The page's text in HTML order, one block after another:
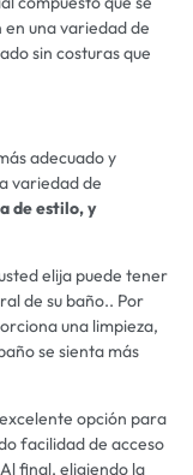
en una variedad de
sin costuras que
adecuado y
variedad de
de estilo, y
elija puede tener
de su baño.. Por
una limpieza,
se sienta más
opción para
facilidad de acceso
final, eligiendo la